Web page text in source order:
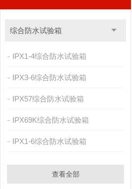
综合防水试验箱
IPX1-4综合防水试验箱
IPX3-6综合防水试验箱
IPX57综合防水试验箱
IPX69K综合防水试验箱
IPX1-6综合防水试验箱
查看全部